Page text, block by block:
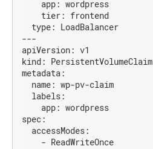
app: wordpress
tier: frontend
type: LoadBalancer
---
apiVersion: v1
kind: PersistentVolumeClaim
metadata:
name: wp-pv-claim
labels:
app: wordpress
spec:
accessModes:
- ReadWriteOnce